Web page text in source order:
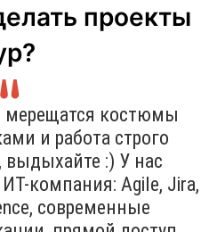
проекты
мерещатся костюмы
и работа строго
выдыхайте :) У нас
компания: Agile, Jira,
современные